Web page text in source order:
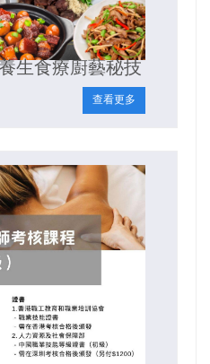
生食療廚藝秘技
查看更多